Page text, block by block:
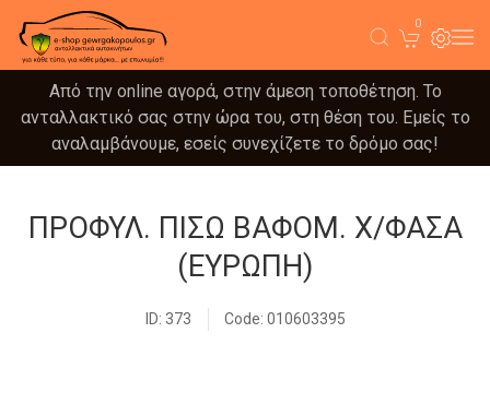
0
Από την online αγορά, στην άμεση τοποθέτηση. Το
ανταλλακτικό σας στην ώρα του, στη θέση του. Εμείς το
αναλαμβάνουμε, εσείς συνεχίζετε το δρόμο σας!
ΠΡΟΦΥΛ. ΠΙΣΩ ΒΑΦΟΜ. Χ/ΦΑΣΑ
(ΕΥΡΩΠΗ)
ID: 373 Code: 010603395